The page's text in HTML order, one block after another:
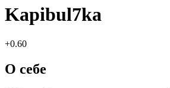
Kapibul7ka
+0.60
О себе